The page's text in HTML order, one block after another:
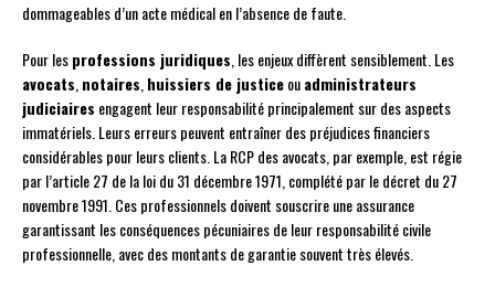
dommageables d’un acte médical en l’absence de faute.
Pour lesprofessions juridiques, les enjeux diffèrent sensiblement. Les
avocats,notaires,huissiers de justiceouadministrateurs
judiciaires engagent leur responsabilité principalement sur des aspects
immatériels. Leurs erreurs peuvent entraîner des préjudices financiers
considérables pour leurs clients. La RCP des avocats, par exemple, est régie
par l’article 27 de la loi du 31 décembre 1971, complété par le décret du 27
novembre 1991. Ces professionnels doivent souscrire une assurance
garantissant les conséquences pécuniaires de leur responsabilité civile
professionnelle, avec des montants de garantie souvent très élevés.